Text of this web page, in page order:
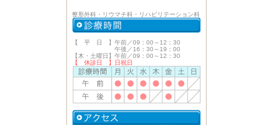
整形外科・リウマチ科・リハビリテーション科
【 平 日 】午前／09：00～12：30
午後／16：30～19：00
【木・土曜日】午前／09：00～12：30
【 休診日 】日祝日